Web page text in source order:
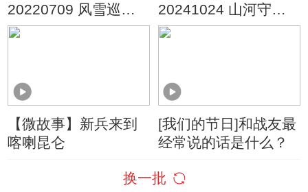
20220709 风雪巡逻
路 上
20241024 山河守望
风雪边关
【微故事】新兵来到
喀喇昆仑
[我们的节日]和战友最
经常说的话是什么？
换一批